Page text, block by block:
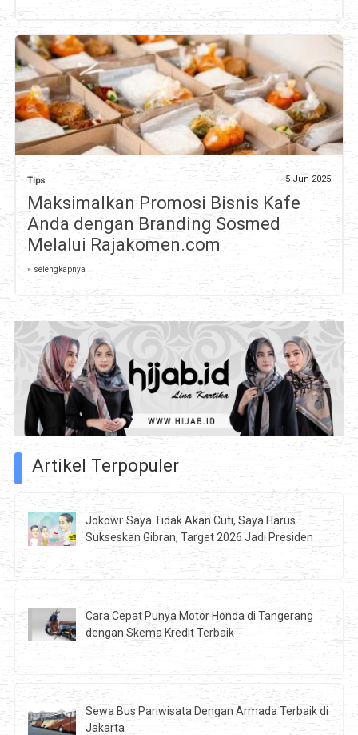
Tips 5 Jun 2025
Maksimalkan Promosi Bisnis Kafe
Anda dengan Branding Sosmed
Melalui Rajakomen.com
» selengkapnya
Artikel Terpopuler
Jokowi: Saya Tidak Akan Cuti, Saya Harus
Sukseskan Gibran, Target 2026 Jadi Presiden
Cara Cepat Punya Motor Honda di Tangerang
dengan Skema Kredit Terbaik
Sewa Bus Pariwisata Dengan Armada Terbaik di
Jakarta